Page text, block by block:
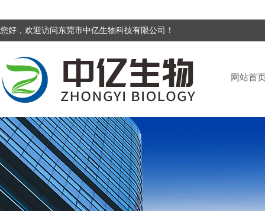
您好，欢迎访问东莞市中亿生物科技有限公司！
网站首